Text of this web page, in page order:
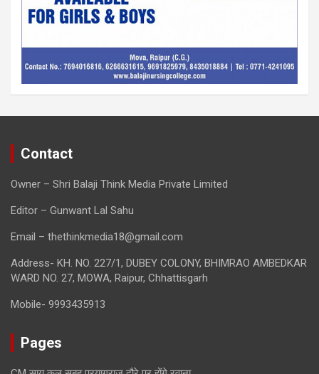
Contact
Owner – Shri Balaji Think Media Private Limited
Editor – Gunwant Lal Sahu
Email – thethinkmedia18@gmail.com
Address- KH. NO. 227/1, DUBEY COLONY, BHIMRAO AMBEDKAR
WARD NO. 27, MOWA, Raipur, Chhattisgarh
Mobile- 9993435913
Pages